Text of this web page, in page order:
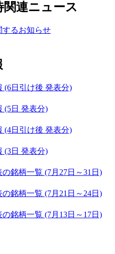
関連ニュース
するお知らせ
(6日引け後 発表分)
(5日 発表分)
(4日引け後 発表分)
(3日 発表分)
銘柄一覧 (7月27日～31日)
銘柄一覧 (7月21日～24日)
銘柄一覧 (7月13日～17日)